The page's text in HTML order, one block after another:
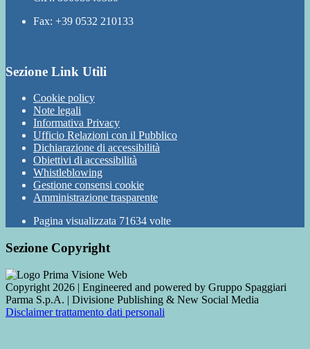
Fax: +39 0532 210133
Sezione Link Utili
Cookie policy
Note legali
Informativa Privacy
Ufficio Relazioni con il Pubblico
Dichiarazione di accessibilità
Obiettivi di accessibilità
Whistleblowing
Gestione consensi cookie
Amministrazione trasparente
Pagina visualizzata 71634 volte
Sezione Copyright
Copyright 2026 | Engineered and powered by Gruppo Spaggiari
Parma S.p.A. | Divisione Publishing & New Social Media
Disclaimer trattamento dati personali